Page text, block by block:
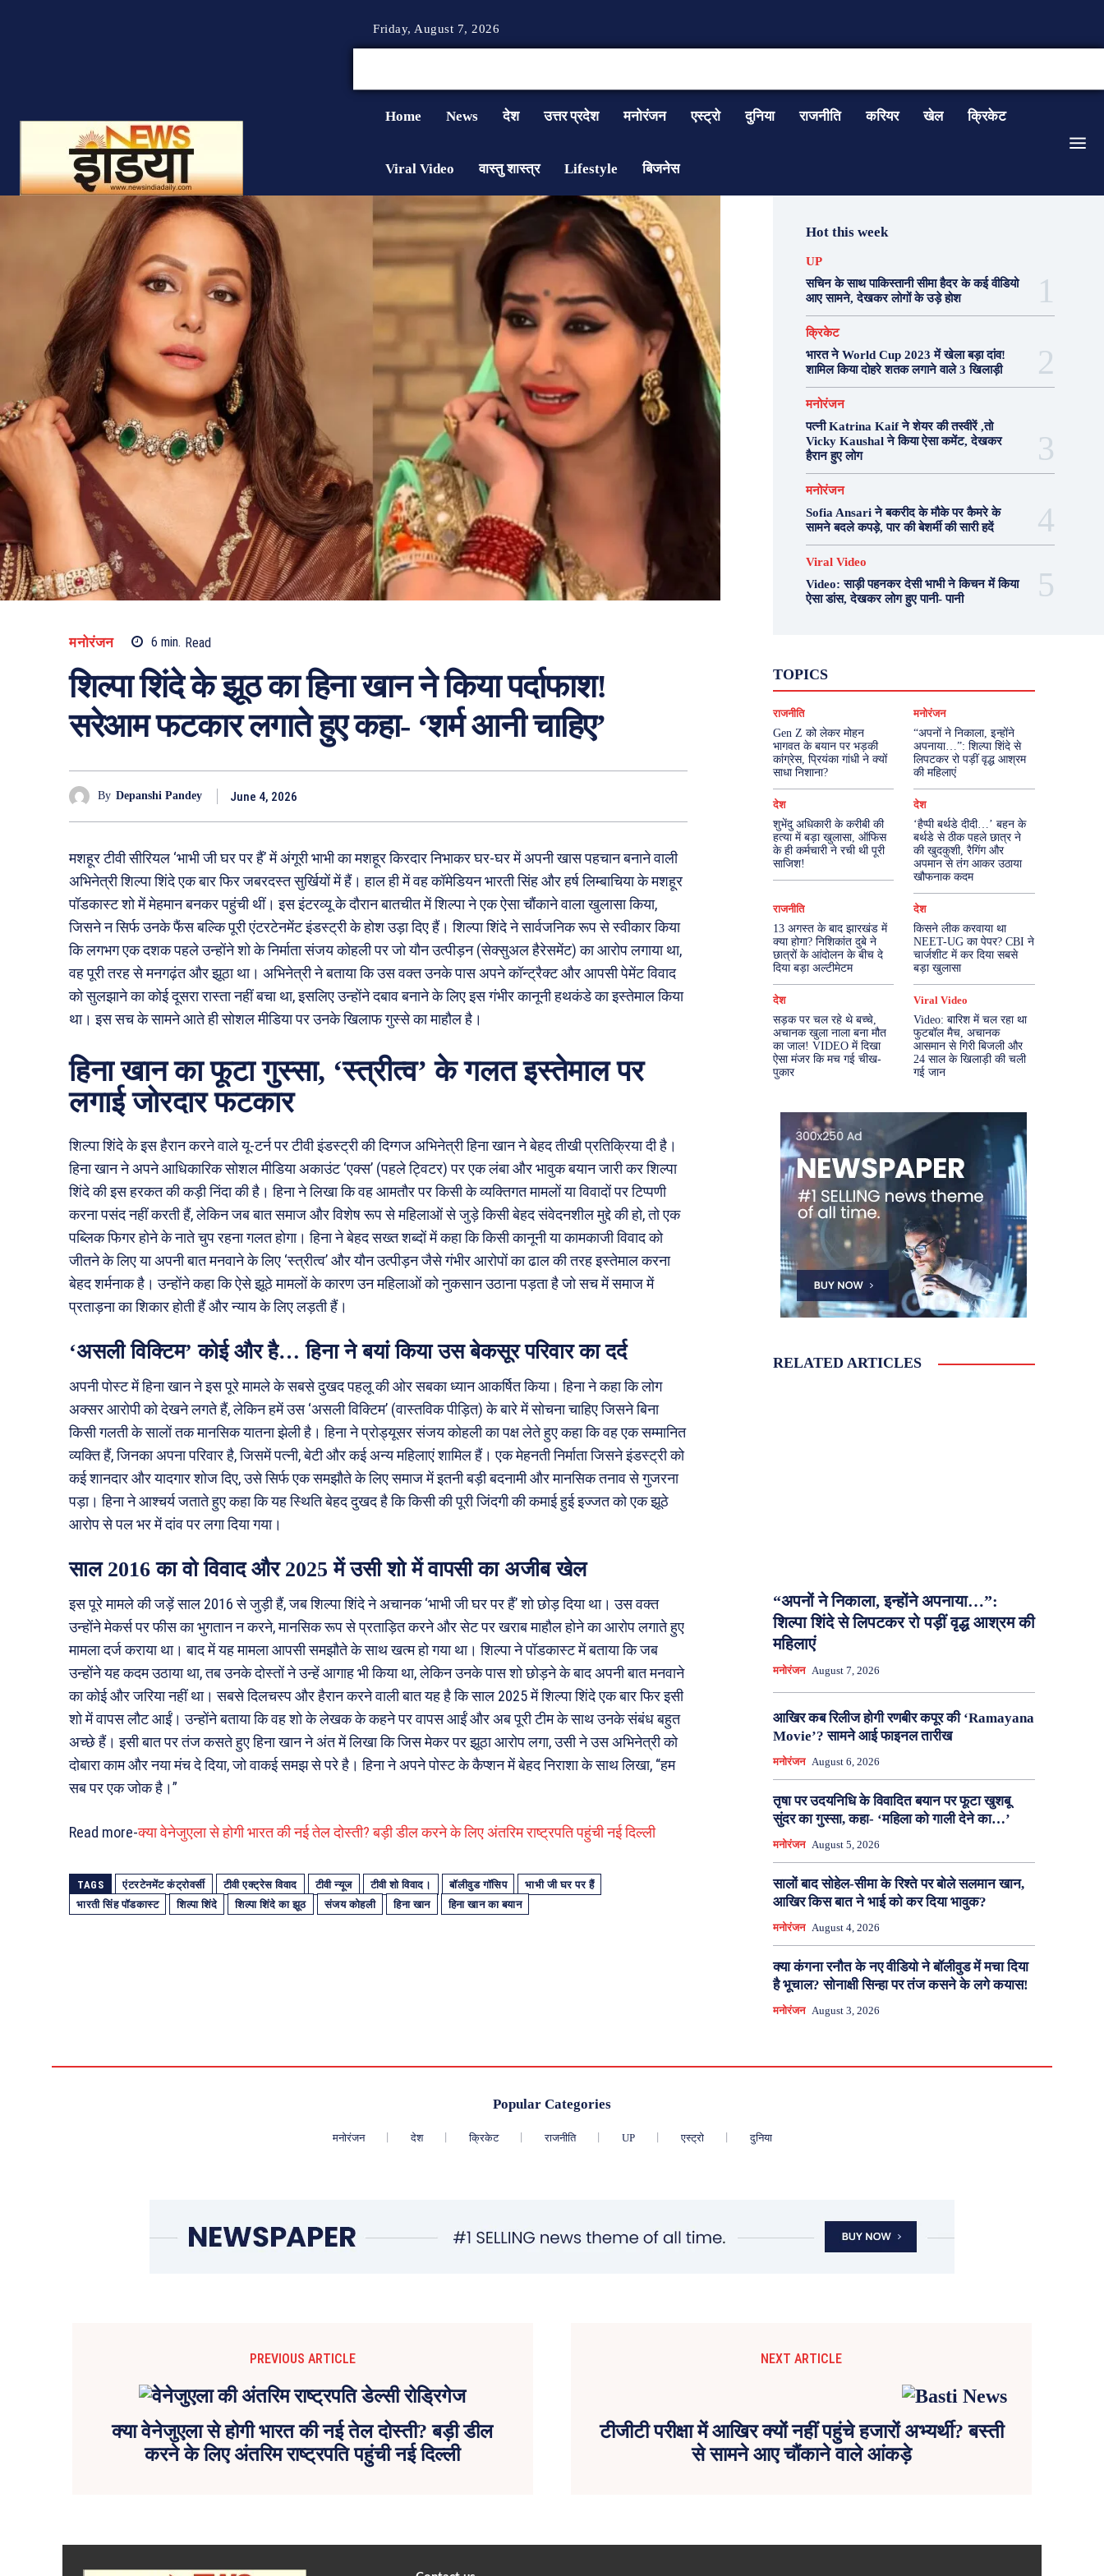
Friday, August 7, 2026
Home News देश उत्तर प्रदेश मनोरंजन एस्ट्रो दुनिया राजनीति करियर खेल क्रिकेट
Viral Video वास्तु शास्त्र Lifestyle बिजनेस
मनोरंजन 6 min. Read
शिल्पा शिंदे के झूठ का हिना खान ने किया पर्दाफाश!
सरेआम फटकार लगाते हुए कहा- ‘शर्म आनी चाहिए’
By Depanshi Pandey June 4, 2026
मशहूर टीवी सीरियल ‘भाभी जी घर पर हैं’ में अंगूरी भाभी का मशहूर किरदार निभाकर घर-घर में अपनी खास पहचान बनाने वाली
अभिनेत्री शिल्पा शिंदे एक बार फिर जबरदस्त सुर्खियों में हैं। हाल ही में वह कॉमेडियन भारती सिंह और हर्ष लिम्बाचिया के मशहूर
पॉडकास्ट शो में मेहमान बनकर पहुंची थीं। इस इंटरव्यू के दौरान बातचीत में शिल्पा ने एक ऐसा चौंकाने वाला खुलासा किया,
जिसने न सिर्फ उनके फैंस बल्कि पूरी एंटरटेनमेंट इंडस्ट्री के होश उड़ा दिए हैं। शिल्पा शिंदे ने सार्वजनिक रूप से स्वीकार किया
कि लगभग एक दशक पहले उन्होंने शो के निर्माता संजय कोहली पर जो यौन उत्पीड़न (सेक्सुअल हैरेसमेंट) का आरोप लगाया था,
वह पूरी तरह से मनगढ़ंत और झूठा था। अभिनेत्री ने बताया कि उस वक्त उनके पास अपने कॉन्ट्रैक्ट और आपसी पेमेंट विवाद
को सुलझाने का कोई दूसरा रास्ता नहीं बचा था, इसलिए उन्होंने दबाव बनाने के लिए इस गंभीर कानूनी हथकंडे का इस्तेमाल किया
था। इस सच के सामने आते ही सोशल मीडिया पर उनके खिलाफ गुस्से का माहौल है।
हिना खान का फूटा गुस्सा, ‘स्त्रीत्व’ के गलत इस्तेमाल पर
लगाई जोरदार फटकार
शिल्पा शिंदे के इस हैरान करने वाले यू-टर्न पर टीवी इंडस्ट्री की दिग्गज अभिनेत्री हिना खान ने बेहद तीखी प्रतिक्रिया दी है।
हिना खान ने अपने आधिकारिक सोशल मीडिया अकाउंट ‘एक्स’ (पहले ट्विटर) पर एक लंबा और भावुक बयान जारी कर शिल्पा
शिंदे की इस हरकत की कड़ी निंदा की है। हिना ने लिखा कि वह आमतौर पर किसी के व्यक्तिगत मामलों या विवादों पर टिप्पणी
करना पसंद नहीं करती हैं, लेकिन जब बात समाज और विशेष रूप से महिलाओं से जुड़े किसी बेहद संवेदनशील मुद्दे की हो, तो एक
पब्लिक फिगर होने के नाते चुप रहना गलत होगा। हिना ने बेहद सख्त शब्दों में कहा कि किसी कानूनी या कामकाजी विवाद को
जीतने के लिए या अपनी बात मनवाने के लिए ‘स्त्रीत्व’ और यौन उत्पीड़न जैसे गंभीर आरोपों का ढाल की तरह इस्तेमाल करना
बेहद शर्मनाक है। उन्होंने कहा कि ऐसे झूठे मामलों के कारण उन महिलाओं को नुकसान उठाना पड़ता है जो सच में समाज में
प्रताड़ना का शिकार होती हैं और न्याय के लिए लड़ती हैं।
‘असली विक्टिम’ कोई और है… हिना ने बयां किया उस बेकसूर परिवार का दर्द
अपनी पोस्ट में हिना खान ने इस पूरे मामले के सबसे दुखद पहलू की ओर सबका ध्यान आकर्षित किया। हिना ने कहा कि लोग
अक्सर आरोपी को देखने लगते हैं, लेकिन हमें उस ‘असली विक्टिम’ (वास्तविक पीड़ित) के बारे में सोचना चाहिए जिसने बिना
किसी गलती के सालों तक मानसिक यातना झेली है। हिना ने प्रोड्यूसर संजय कोहली का पक्ष लेते हुए कहा कि वह एक सम्मानित
व्यक्ति हैं, जिनका अपना परिवार है, जिसमें पत्नी, बेटी और कई अन्य महिलाएं शामिल हैं। एक मेहनती निर्माता जिसने इंडस्ट्री को
कई शानदार और यादगार शोज दिए, उसे सिर्फ एक समझौते के लिए समाज में इतनी बड़ी बदनामी और मानसिक तनाव से गुजरना
पड़ा। हिना ने आश्चर्य जताते हुए कहा कि यह स्थिति बेहद दुखद है कि किसी की पूरी जिंदगी की कमाई हुई इज्जत को एक झूठे
आरोप से पल भर में दांव पर लगा दिया गया।
साल 2016 का वो विवाद और 2025 में उसी शो में वापसी का अजीब खेल
इस पूरे मामले की जड़ें साल 2016 से जुड़ी हैं, जब शिल्पा शिंदे ने अचानक ‘भाभी जी घर पर हैं’ शो छोड़ दिया था। उस वक्त
उन्होंने मेकर्स पर फीस का भुगतान न करने, मानसिक रूप से प्रताड़ित करने और सेट पर खराब माहौल होने का आरोप लगाते हुए
मामला दर्ज कराया था। बाद में यह मामला आपसी समझौते के साथ खत्म हो गया था। शिल्पा ने पॉडकास्ट में बताया कि जब
उन्होंने यह कदम उठाया था, तब उनके दोस्तों ने उन्हें आगाह भी किया था, लेकिन उनके पास शो छोड़ने के बाद अपनी बात मनवाने
का कोई और जरिया नहीं था। सबसे दिलचस्प और हैरान करने वाली बात यह है कि साल 2025 में शिल्पा शिंदे एक बार फिर इसी
शो में वापस लौट आईं। उन्होंने बताया कि वह शो के लेखक के कहने पर वापस आईं और अब पूरी टीम के साथ उनके संबंध बहुत
अच्छे हैं। इसी बात पर तंज कसते हुए हिना खान ने अंत में लिखा कि जिस मेकर पर झूठा आरोप लगा, उसी ने उस अभिनेत्री को
दोबारा काम और नया मंच दे दिया, जो वाकई समझ से परे है। हिना ने अपने पोस्ट के कैप्शन में बेहद निराशा के साथ लिखा, “हम
सब पर एक जोक है।”
Read more-क्या वेनेजुएला से होगी भारत की नई तेल दोस्ती? बड़ी डील करने के लिए अंतरिम राष्ट्रपति पहुंची नई दिल्ली
TAGS एंटरटेनमेंट कंट्रोवर्सी टीवी एक्ट्रेस विवाद टीवी न्यूज टीवी शो विवाद। बॉलीवुड गॉसिप
भाभी जी घर पर हैं
भारती सिंह पॉडकास्ट
शिल्पा शिंदे शिल्पा शिंदे का झूठ संजय कोहली हिना खान हिना खान का बयान
Hot this week
UP
सचिन के साथ पाकिस्तानी सीमा हैदर के कई वीडियो
आए सामने, देखकर लोगों के उड़े होश
क्रिकेट
भारत ने World Cup 2023 में खेला बड़ा दांव!
शामिल किया दोहरे शतक लगाने वाले 3 खिलाड़ी
मनोरंजन
पत्नी Katrina Kaif ने शेयर की तस्वीरें ,तो
Vicky Kaushal ने किया ऐसा कमेंट, देखकर
हैरान हुए लोग
मनोरंजन
Sofia Ansari ने बकरीद के मौके पर कैमरे के
सामने बदले कपड़े, पार की बेशर्मी की सारी हदें
Viral Video
Video: साड़ी पहनकर देसी भाभी ने किचन में किया
ऐसा डांस, देखकर लोग हुए पानी- पानी
TOPICS
दुनिया
राजनीति वास्तु शास्त्र
More
राजनीति
Gen Z को लेकर मोहन
भागवत के बयान पर भड़की
कांग्रेस, प्रियंका गांधी ने क्यों
साधा निशाना?
मनोरंजन
“अपनों ने निकाला, इन्होंने
अपनाया…”: शिल्पा शिंदे से
लिपटकर रो पड़ीं वृद्ध आश्रम
की महिलाएं
देश
शुभेंदु अधिकारी के करीबी की
हत्या में बड़ा खुलासा, ऑफिस
के ही कर्मचारी ने रची थी पूरी
साजिश!
देश
‘हैप्पी बर्थडे दीदी…’ बहन के
बर्थडे से ठीक पहले छात्र ने
की खुदकुशी, रैगिंग और
अपमान से तंग आकर उठाया
खौफनाक कदम
राजनीति
13 अगस्त के बाद झारखंड में
क्या होगा? निशिकांत दुबे ने
छात्रों के आंदोलन के बीच दे
दिया बड़ा अल्टीमेटम
देश
किसने लीक करवाया था
NEET-UG का पेपर? CBI ने
चार्जशीट में कर दिया सबसे
बड़ा खुलासा
देश
सड़क पर चल रहे थे बच्चे,
अचानक खुला नाला बना मौत
का जाल! VIDEO में दिखा
ऐसा मंजर कि मच गई चीख-
पुकार
Viral Video
Video: बारिश में चल रहा था
फुटबॉल मैच, अचानक
आसमान से गिरी बिजली और
24 साल के खिलाड़ी की चली
गई जान
RELATED ARTICLES
“अपनों ने निकाला, इन्होंने अपनाया…”:
शिल्पा शिंदे से लिपटकर रो पड़ीं वृद्ध आश्रम की
महिलाएं
मनोरंजन August 7, 2026
आखिर कब रिलीज होगी रणबीर कपूर की ‘Ramayana
Movie’? सामने आई फाइनल तारीख
मनोरंजन August 6, 2026
तृषा पर उदयनिधि के विवादित बयान पर फूटा खुशबू
सुंदर का गुस्सा, कहा- ‘महिला को गाली देने का…’
मनोरंजन August 5, 2026
सालों बाद सोहेल-सीमा के रिश्ते पर बोले सलमान खान,
आखिर किस बात ने भाई को कर दिया भावुक?
मनोरंजन August 4, 2026
क्या कंगना रनौत के नए वीडियो ने बॉलीवुड में मचा दिया
है भूचाल? सोनाक्षी सिन्हा पर तंज कसने के लगे कयास!
मनोरंजन August 3, 2026
Popular Categories
मनोरंजन देश क्रिकेट राजनीति UP एस्ट्रो दुनिया
PREVIOUS ARTICLE
क्या वेनेजुएला से होगी भारत की नई तेल दोस्ती? बड़ी डील
करने के लिए अंतरिम राष्ट्रपति पहुंची नई दिल्ली
NEXT ARTICLE
टीजीटी परीक्षा में आखिर क्यों नहीं पहुंचे हजारों अभ्यर्थी? बस्ती
से सामने आए चौंकाने वाले आंकड़े